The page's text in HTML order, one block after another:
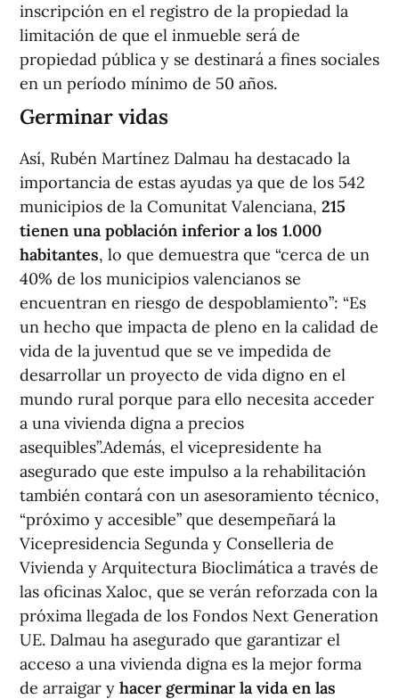
inscripción en el registro de la propiedad la
limitación de que el inmueble será de
propiedad pública y se destinará a fines sociales
en un período mínimo de 50 años.
Germinar vidas
Así, Rubén Martínez Dalmau ha destacado la
importancia de estas ayudas ya que de los 542
municipios de la Comunitat Valenciana, 215
tienen una población inferior a los 1.000
habitantes, lo que demuestra que “cerca de un
40% de los municipios valencianos se
encuentran en riesgo de despoblamiento”: “Es
un hecho que impacta de pleno en la calidad de
vida de la juventud que se ve impedida de
desarrollar un proyecto de vida digno en el
mundo rural porque para ello necesita acceder
a una vivienda digna a precios
asequibles”.Además, el vicepresidente ha
asegurado que este impulso a la rehabilitación
también contará con un asesoramiento técnico,
“próximo y accesible” que desempeñará la
Vicepresidencia Segunda y Conselleria de
Vivienda y Arquitectura Bioclimática a través de
las oficinas Xaloc, que se verán reforzada con la
próxima llegada de los Fondos Next Generation
UE. Dalmau ha asegurado que garantizar el
acceso a una vivienda digna es la mejor forma
de arraigar y hacer germinar la vida en las